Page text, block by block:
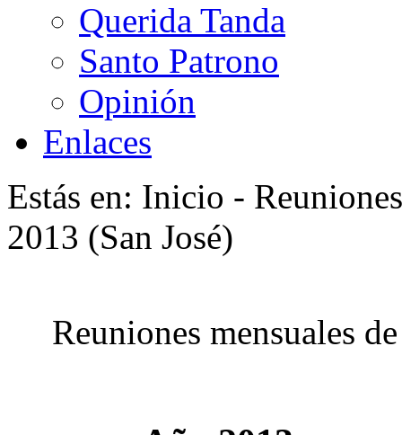
Querida Tanda
Santo Patrono
Opinión
Enlaces
Estás en: Inicio -
2013 (San José)
Reuniones mensuales